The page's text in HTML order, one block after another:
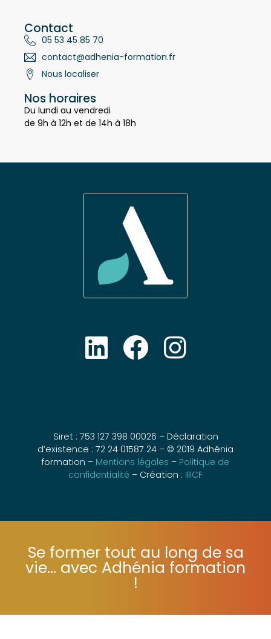
Contact
05 53 45 85 70
contact@adhenia-formation.fr
Nos horaires
Du lundi au vendredi
Siret : 753 127 398 00026 – Déclaration
d’existence : 72 24 01587 24 – © 2019 Adhénia
formation –Mentions légales– Politique de
Se former tout au long de sa
vie... avec Adhénia formation
!